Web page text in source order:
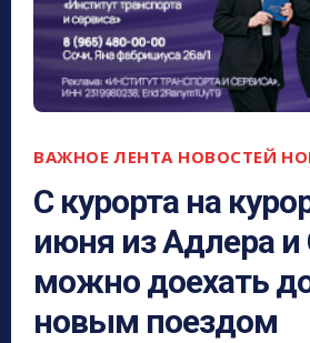
ВАЖНОЕ ЛЕНТА НОВОСТЕЙ
С курорта на
июня из Адлера и
можно доехать
новым поездом